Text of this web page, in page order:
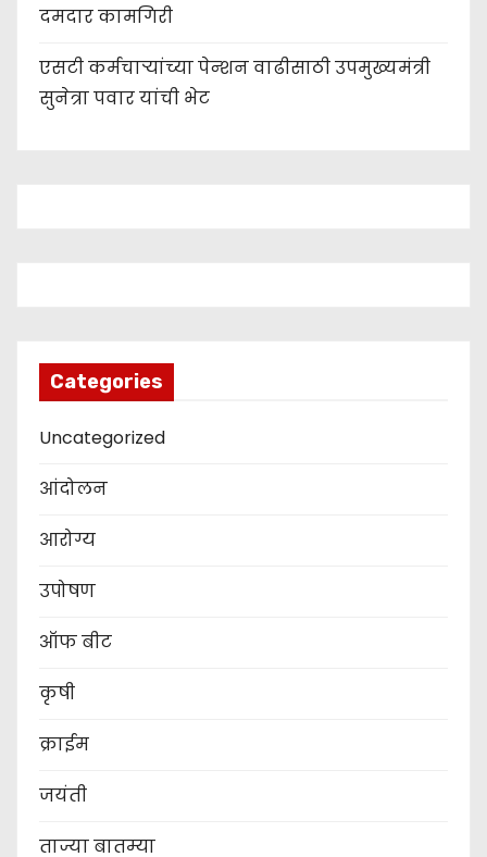
दमदार कामगिरी
एसटी कर्मचाऱ्यांच्या पेन्शन वाढीसाठी उपमुख्यमंत्री
सुनेत्रा पवार यांची भेट
Categories
Uncategorized
आंदोलन
आरोग्य
उपोषण
ऑफ बीट
कृषी
क्राईम
जयंती
ताज्या बातम्या